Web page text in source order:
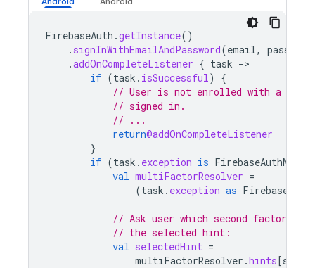
FirebaseAuth .getInstance()
. signInWithEmailAndPassword(email, password
.addOnCompleteListener { task -
if (task . isSuccessful)
{
// User is not enrolled with a
// signed in.
// ...
return@addOnCompleteListener
}
if (task . exception is
val multiFactorResolver =
(task . exception as
// Ask user which second factor to
// the selected hint:
val selectedHint =
multiFactorResolver .hints[